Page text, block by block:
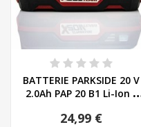
BATTERIE PARKSIDE 20 V
2.0Ah PAP 20 B1 Li-Ion -
24,99 €